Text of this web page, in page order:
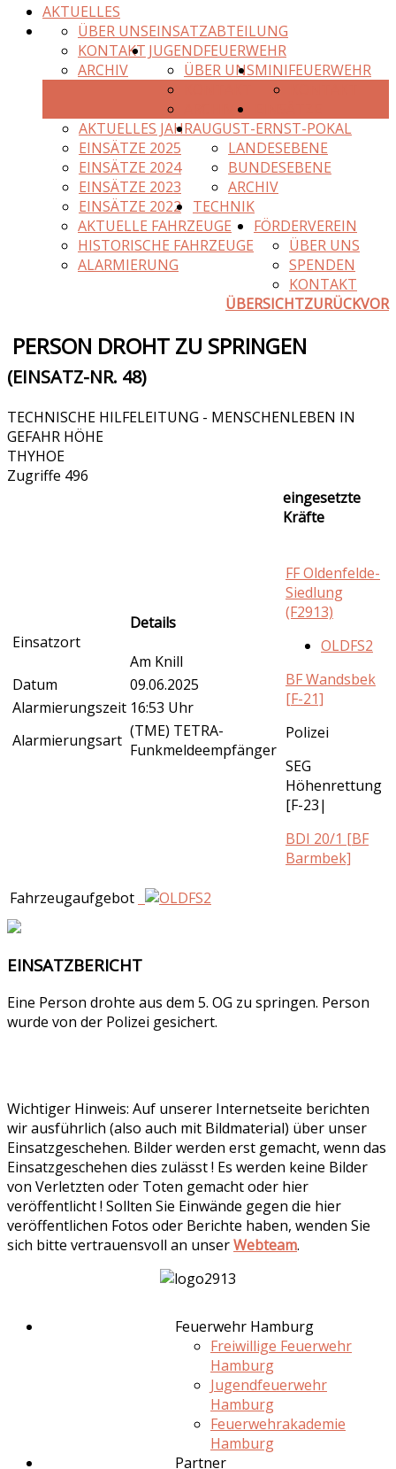
AKTUELLES
EINSATZABTEILUNG
ÜBER UNS
KONTAKT
ARCHIV
JUGENDFEUERWEHR
ÜBER UNSMINIFEUERWEHR
AKTUELLES JAHR
EINSÄTZE 2025
EINSÄTZE 2024
EINSÄTZE 2023
EINSÄTZE 2022
AUGUST-ERNST-POKAL
LANDESEBENE
BUNDESEBENE
ARCHIV
TECHNIK
AKTUELLE FAHRZEUGE
HISTORISCHE FAHRZEUGE
ALARMIERUNG
FÖRDERVEREIN
ÜBER UNS
SPENDEN
KONTAKT
ÜBERSICHTZURÜCKVOR
PERSON DROHT ZU SPRINGEN
(EINSATZ-NR. 48)
TECHNISCHE HILFELEITUNG - MENSCHENLEBEN IN
GEFAHR HÖHE
THYHOE
Zugriffe 496
Einsatzort
Details
Am Knill
Datum
09.06.2025
Alarmierungszeit 16:53 Uhr
Alarmierungsart (TME) TETRA-
Funkmeldeempfänger
eingesetzte
Kräfte
FF Oldenfelde-
Siedlung
(F2913)
OLDFS2
BF Wandsbek
[F-21]
Polizei
SEG
Höhenrettung
[F-23|
BDI 20/1 [BF
Barmbek]
Fahrzeugaufgebot
EINSATZBERICHT
Eine Person drohte aus dem 5. OG zu springen. Person
wurde von der Polizei gesichert.
Wichtiger Hinweis: Auf unserer Internetseite berichten
wir ausführlich (also auch mit Bildmaterial) über unser
Einsatzgeschehen. Bilder werden erst gemacht, wenn das
Einsatzgeschehen dies zulässt ! Es werden keine Bilder
von Verletzten oder Toten gemacht oder hier
veröffentlicht ! Sollten Sie Einwände gegen die hier
veröffentlichen Fotos oder Berichte haben, wenden Sie
sich bitte vertrauensvoll an unserWebteam.
Feuerwehr Hamburg
Freiwillige Feuerwehr
Hamburg
Jugendfeuerwehr
Hamburg
Feuerwehrakademie
Hamburg
Partner